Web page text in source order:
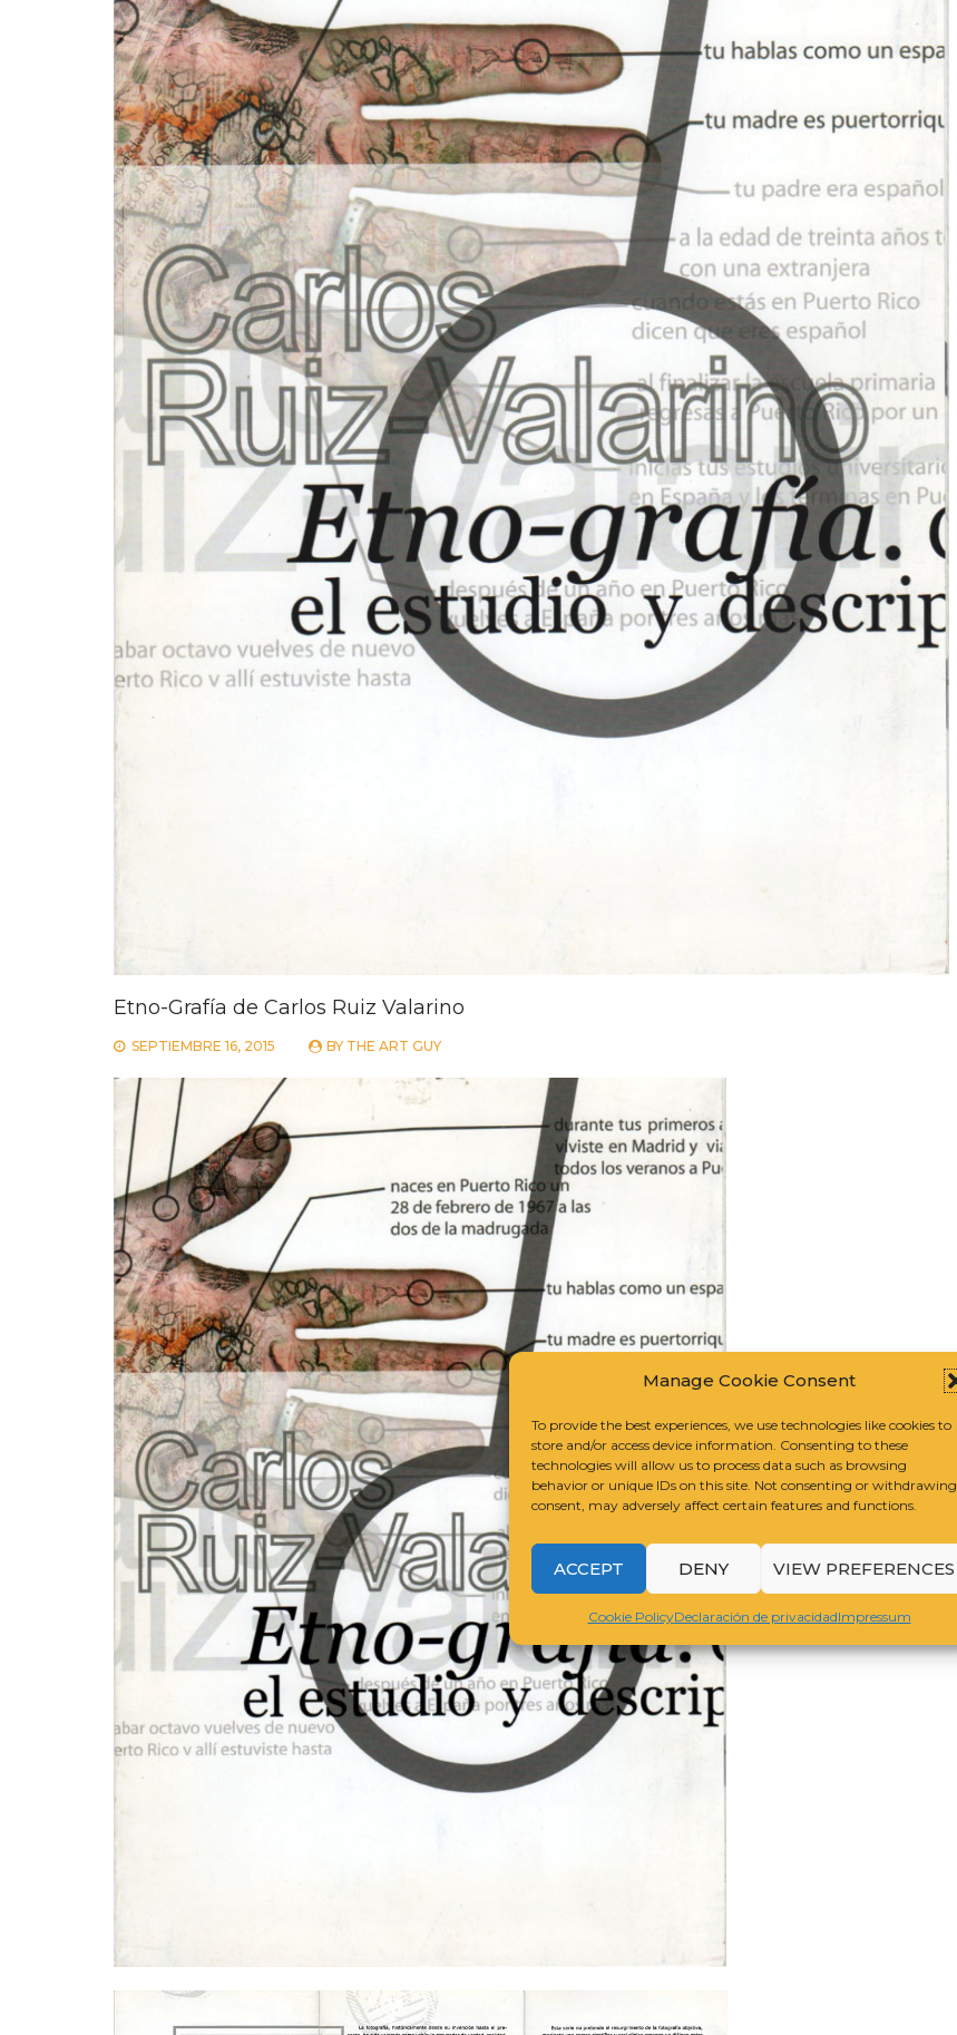
Manage Cookie Consent
To provide the best experiences, we use technologies like cookies to
store and/or access device information. Consenting to these
technologies will allow us to process data such as browsing
behavior or unique IDs on this site. Not consenting or withdrawing
consent, may adversely affect certain features and functions.
ACCEPT DENY VIEW PREFERENCES
Cookie PolicyDeclaración de privacidadImpressum
Etno-Grafía de Carlos Ruiz Valarino
SEPTIEMBRE 16, 2015 BY THE ART GUY